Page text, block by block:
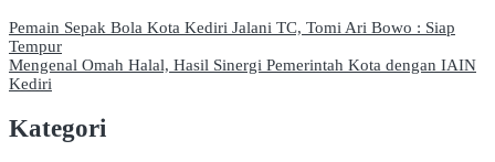
Navigasi
pos
Pemain Sepak Bola Kota Kediri Jalani TC, Tomi Ari Bowo : Siap
Tempur
Mengenal Omah Halal, Hasil Sinergi Pemerintah Kota dengan IAIN
Kediri
Kategori